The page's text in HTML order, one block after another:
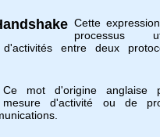
Cette
d'activités entre deux
Ce mot d'origine anglaise
mesure d'activité ou de